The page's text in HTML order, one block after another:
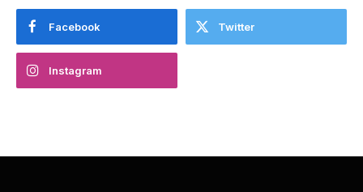
Facebook Twitter
Instagram